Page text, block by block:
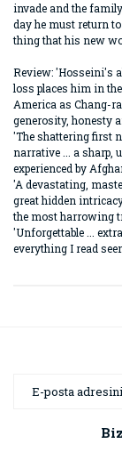
invade and the
day he must return
thing that his new
Review: 'Hosseini's
loss places him in
America as Chang-
generosity, honesty
'The shattering first
narrative ... a sharp,
experienced by
'A devastating,
great hidden
the most harrowing
'Unforgettable ...
everything I read
Görüş ve
Ürün resmi
Ürün